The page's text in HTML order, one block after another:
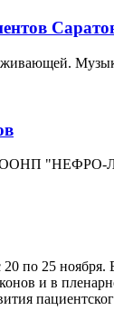
МООНП
по 25 ноября.
и в